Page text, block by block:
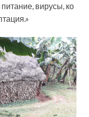
вирусы, ко